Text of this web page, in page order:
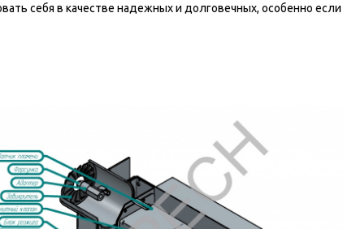
себя в качестве надежных и долговечных, особенно если